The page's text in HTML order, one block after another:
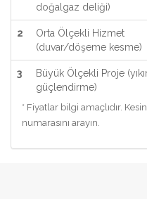
doğalgaz deliği)
2
Orta Ölçekli Hizmet
(duvar/döşeme kesme)
3
Büyük Ölçekli Proje
güçlendirme)
* Fiyatlar bilgi amaçlıdır.
numarasını arayın.